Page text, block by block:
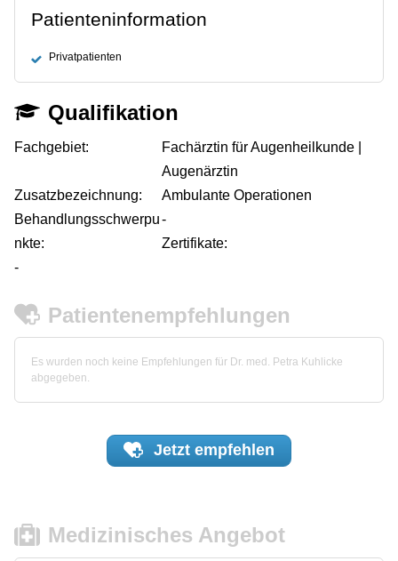
Patienteninformation
Privatpatienten
Qualifikation
Fachgebiet:
Fachärztin für Augenheilkunde |
Augenärztin
Zusatzbezeichnung:
Ambulante Operationen
Behandlungsschwerpu
nkte:
-
Zertifikate:
-
Patientenempfehlungen
Es wurden noch keine Empfehlungen für Dr. med. Petra Kuhlicke
abgegeben.
Jetzt empfehlen
Medizinisches Angebot